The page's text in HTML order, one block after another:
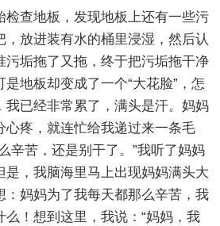
检查地板，发现地板上还有一些污
，放进装有水的桶里浸湿，然后认
污垢拖了又拖，终于把污垢拖干净
地板却变成了一个“大花脸”，怎
我已经非常累了，满头是汗。妈妈
心疼，就连忙给我递过来一条毛
辛苦，还是别干了。”我听了妈妈
是，我脑海里马上出现妈妈满头大
：妈妈为了我每天都那么辛苦，我
！想到这里，我说：“妈妈，我